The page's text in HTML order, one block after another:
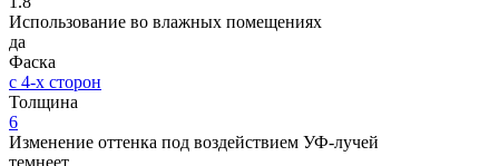
Использование во влажных помещениях
да
Фаска
с 4-х сторон
Толщина
6
Изменение оттенка под воздействием УФ-лучей
темнеет